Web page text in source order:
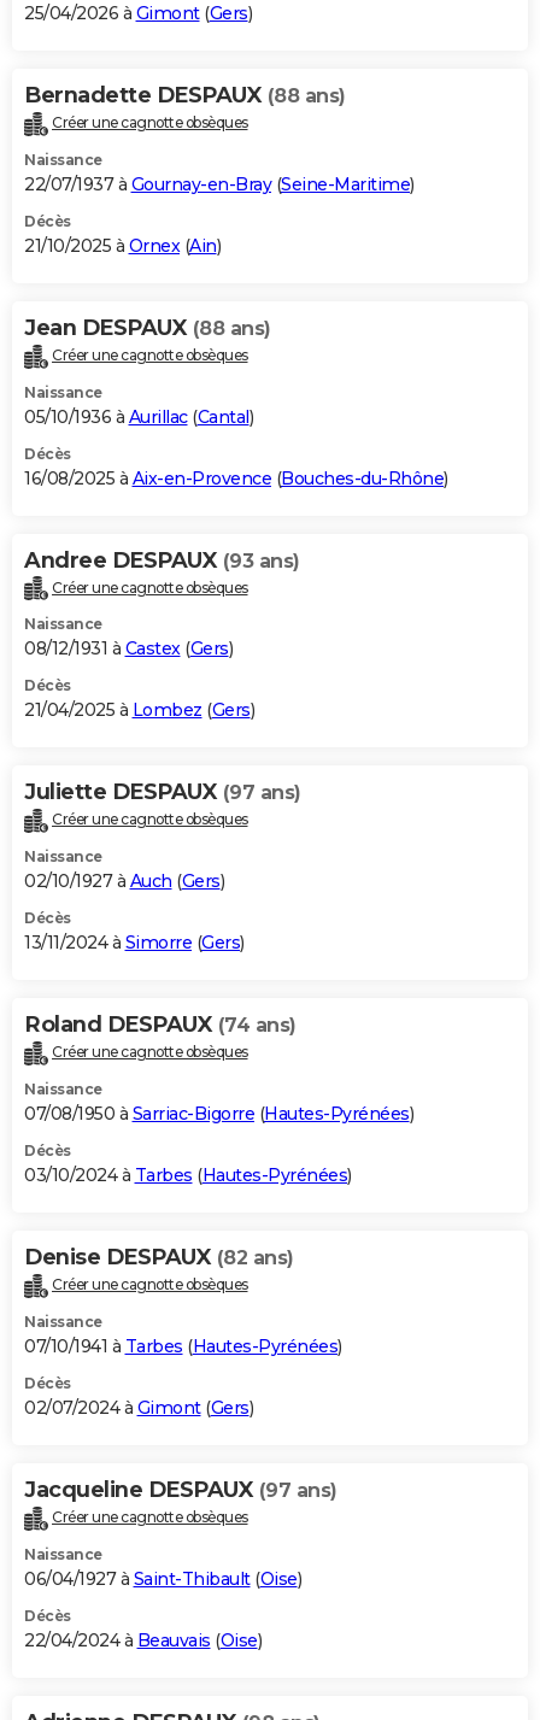
S'inscrire
Se connecter
Lycées
Collèges
Primaires
Universités
Entreprises
Service militaire
Avis de recherche
AVIS DE DÉCÈS
Bricolage
Lifestyle
Culture
Sport
Auto
Television
Voyage
Cinema
25/04/2026 à Gimont(Gers)
Bernadette DESPAUX (88 ans)
Créer une cagnotte obsèques
Naissance
22/07/1937 à Gournay-en-Bray(Seine-Maritime)
Décès
21/10/2025 à Ornex(Ain)
Jean DESPAUX (88 ans)
Créer une cagnotte obsèques
Naissance
05/10/1936 à Aurillac(Cantal)
Décès
16/08/2025 à Aix-en-Provence (Bouches-du-Rhône)
Andree DESPAUX (93 ans)
Créer une cagnotte obsèques
Naissance
08/12/1931 à Castex(Gers)
Décès
21/04/2025 à Lombez (Gers)
Juliette DESPAUX (97 ans)
Créer une cagnotte obsèques
Naissance
02/10/1927 à Auch (Gers)
Décès
13/11/2024 à Simorre (Gers)
Roland DESPAUX (74 ans)
Créer une cagnotte obsèques
Naissance
07/08/1950 à Sarriac-Bigorre (Hautes-Pyrénées)
Décès
03/10/2024 à Tarbes (Hautes-Pyrénées)
Denise DESPAUX (82 ans)
Créer une cagnotte obsèques
Naissance
07/10/1941 à Tarbes (Hautes-Pyrénées)
Décès
02/07/2024 à Gimont(Gers)
Jacqueline DESPAUX (97 ans)
Créer une cagnotte obsèques
Naissance
06/04/1927 à Saint-Thibault(Oise)
Décès
22/04/2024 à Beauvais (Oise)